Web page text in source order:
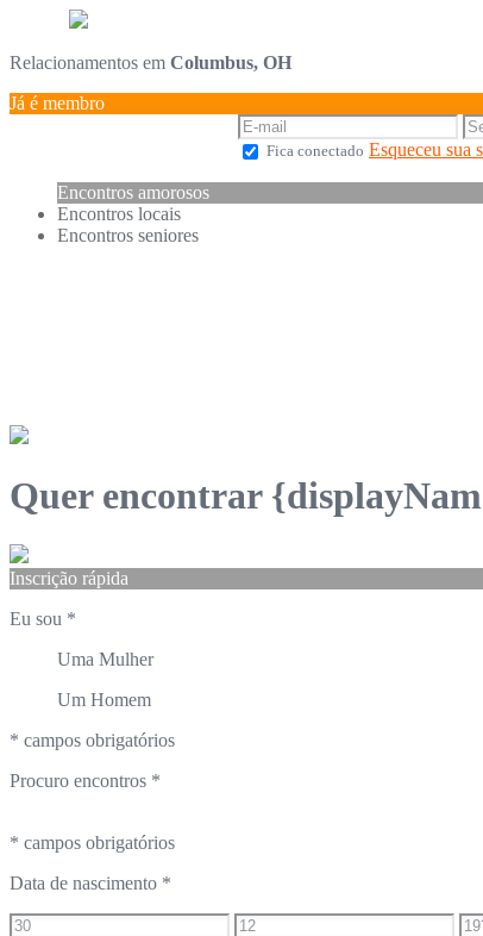
Relacionamentos em Columbus, OH
Já é membro
Fica conectado Esqueceu sua
Encontros amorosos
Encontros locais
Encontros seniores
Quer encontrar
Inscrição rápida
Eu sou *
Uma Mulher
Um Homem
* campos obrigatórios
Procuro encontros *
* campos obrigatórios
Data de nascimento *